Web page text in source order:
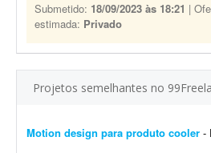
Submetido: 18/09/2023 às 18:21 |
estimada: Privado
Projetos semelhantes no
Motion design para produto cooler -